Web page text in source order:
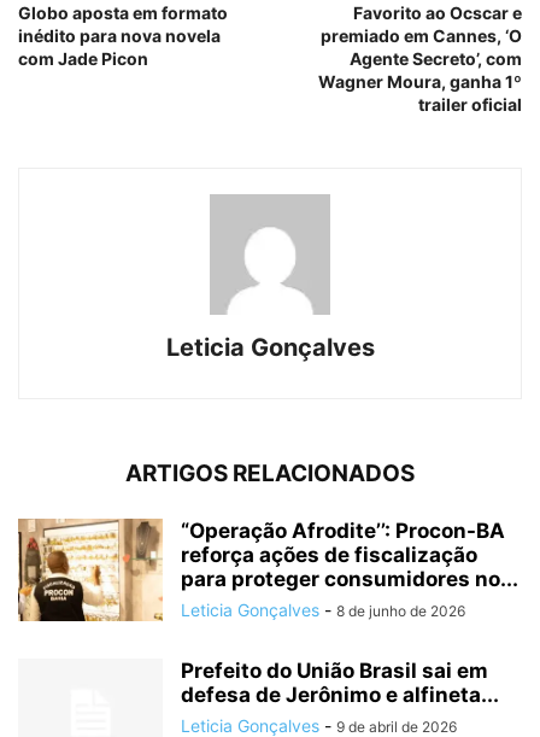
Globo aposta em formato
inédito para nova novela
com Jade Picon
Favorito ao Ocscar e
premiado em Cannes, ‘O
Agente Secreto’, com
Wagner Moura, ganha 1º
trailer oficial
Leticia Gonçalves
ARTIGOS RELACIONADOS
“Operação Afrodite’’: Procon-BA
reforça ações de fiscalização
para proteger consumidores no...
Leticia Gonçalves - 8 de junho de 2026
Prefeito do União Brasil sai em
defesa de Jerônimo e alfineta...
Leticia Gonçalves - 9 de abril de 2026